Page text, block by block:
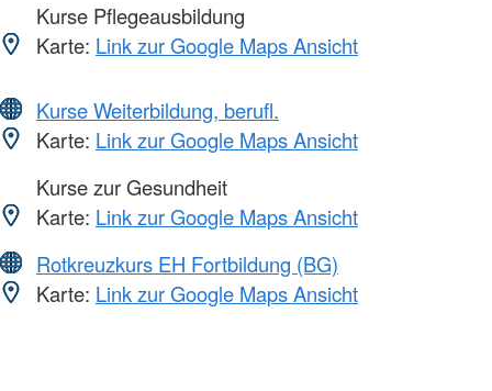
Kurse Pflegeausbildung
Karte: Link zur Google Maps Ansicht
Kurse Weiterbildung, berufl.
Karte: Link zur Google Maps Ansicht
Kurse zur Gesundheit
Karte: Link zur Google Maps Ansicht
Rotkreuzkurs EH Fortbildung (BG)
Karte: Link zur Google Maps Ansicht